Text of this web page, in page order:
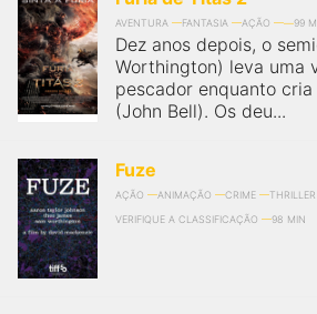
AVENTURA FANTASIA AÇÃO 99
Dez anos depois, o
Worthington) leva uma
pescador enquanto
(John Bell). Os deu...
Fuze
AÇÃO ANIMAÇÃO CRIME
THRILLER
VERIFIQUE A CLASSIFICAÇÃO
98 MIN